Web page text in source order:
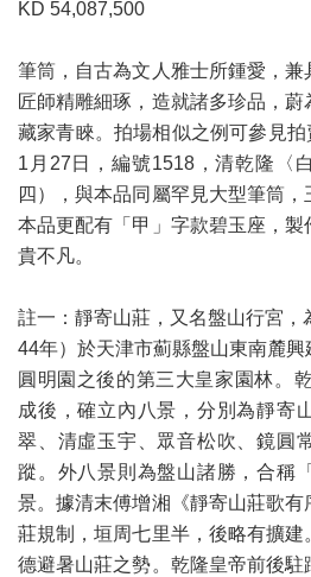
KD 54,087,500
筆筒，自古為文人雅士所鍾愛，
匠師精雕細琢，造就諸多珍品，
藏家青睞。拍場相似之例可參見
1月27日，編號1518，清乾隆〈
四），與本品同屬罕見大型筆筒
本品更配有「甲」字款碧玉座，
貴不凡。
註一：靜寄山莊，又名盤山行宮，
44年）於天津市薊縣盤山東南麓興
圓明園之後的第三大皇家園林。
成後，確立內八景，分別為靜寄
翠、清虛玉宇、眾音松吹、鏡圓
蹤。外八景則為盤山諸勝，合稱
景。據清末傅增湘《靜寄山莊歌
莊規制，垣周七里半，後略有擴
德避暑山莊之勢。乾隆皇帝前後